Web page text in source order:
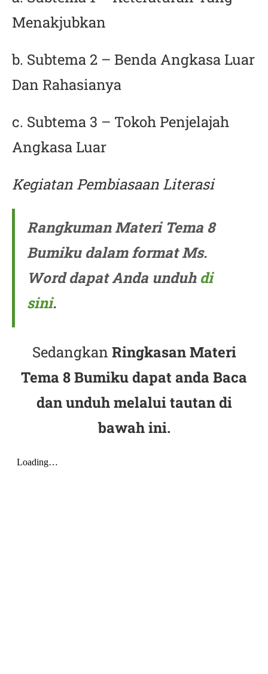
Menakjubkan
b. Subtema 2 – Benda Angkasa Luar
Dan Rahasianya
c. Subtema 3 – Tokoh Penjelajah
Angkasa Luar
Kegiatan Pembiasaan Literasi
Rangkuman Materi Tema 8
Bumiku dalam format Ms.
Word dapat Anda unduh di
sini.
Sedangkan Ringkasan Materi
Tema 8 Bumiku dapat anda Baca
dan unduh melalui tautan di
bawah ini.